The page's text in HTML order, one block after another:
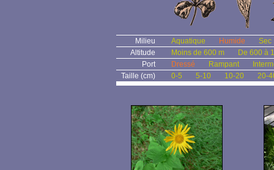
Milieu Aquatique Humide
Sec
Altitude
Moins de 600 m
De 600 à
Port
Dressé Rampant
Taille (cm)
0-5 5-10 10-20 20-